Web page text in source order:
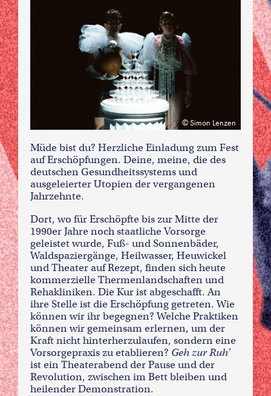
Simon Lenzen
Müde bist du? Herzliche Einladung zum Fest
auf Erschöpfungen. Deine, meine, die des
deutschen Gesundheitssystems und
ausgeleierter Utopien der vergangenen
Jahrzehnte.
Dort, wo für Erschöpfte bis zur Mitte der
1990er Jahre noch staatliche Vorsorge
geleistet wurde, Fuß- und Sonnenbäder,
Waldspaziergänge, Heilwasser, Heuwickel
und Theater auf Rezept, finden sich heute
kommerzielle Thermenlandschaften und
Rehakliniken. Die Kur ist abgeschafft. An
ihre Stelle ist die Erschöpfung getreten. Wie
können wir ihr begegnen? Welche Praktiken
können wir gemeinsam erlernen, um der
Kraft nicht hinterherzulaufen, sondern eine
Vorsorgepraxis zu etablieren? Geh zur Ruh’
ist ein Theaterabend der Pause und der
Revolution, zwischen im Bett bleiben und
heilender Demonstration.